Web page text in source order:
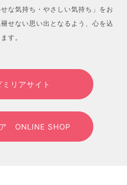
な気持ち・やさしい気持ち」をお
せない思い出となるよう、心を込
す。
ミリアサイト
ONLINE SHOP